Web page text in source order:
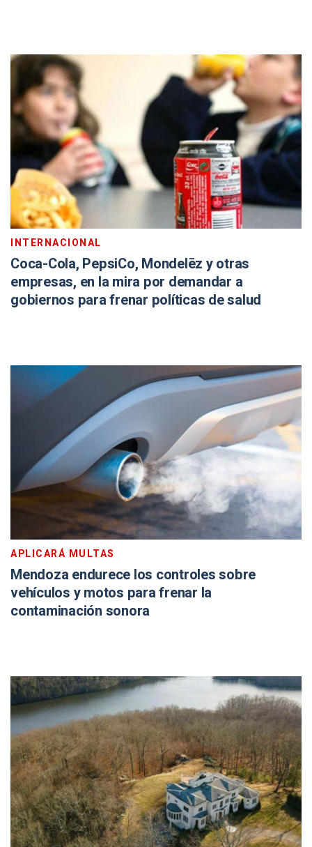
INTERNACIONAL
Coca-Cola, PepsiCo, Mondelēz y otras
empresas, en la mira por demandar a
gobiernos para frenar políticas de salud
APLICARÁ MULTAS
Mendoza endurece los controles sobre
vehículos y motos para frenar la
contaminación sonora